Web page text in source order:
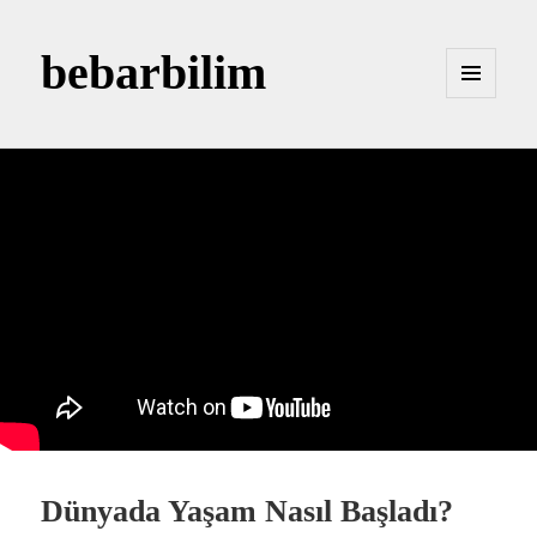
bebarbilim
BILEŞENLER
Dünyada Yaşam Nasıl Başladı?